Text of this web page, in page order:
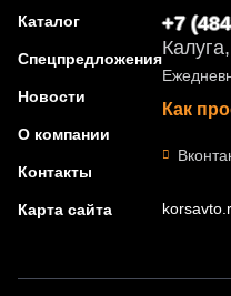
Каталог
Спецпредложения
Новости
О компании
Контакты
Карта сайта
+7
Как